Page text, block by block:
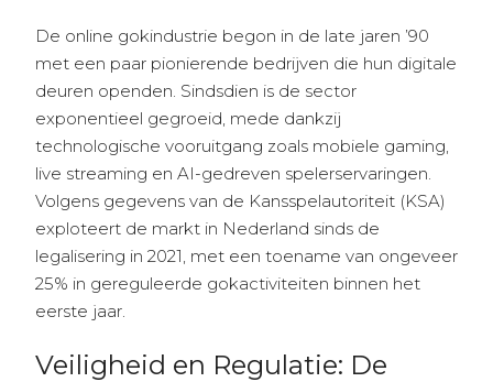
De online gokindustrie begon in de late jaren ’90
met een paar pionierende bedrijven die hun digitale
deuren openden. Sindsdien is de sector
exponentieel gegroeid, mede dankzij
technologische vooruitgang zoals mobiele gaming,
live streaming en AI-gedreven spelerservaringen.
Volgens gegevens van de Kansspelautoriteit (KSA)
exploteert de markt in Nederland sinds de
legalisering in 2021, met een toename van ongeveer
25% in gereguleerde gokactiviteiten binnen het
eerste jaar.
Veiligheid en Regulatie: De